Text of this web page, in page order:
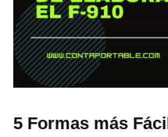
5 Formas más